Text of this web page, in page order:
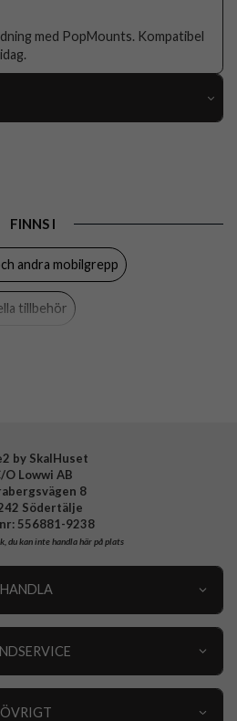
med PopMounts. Kompatibel
FINNS I
andra mobilgrepp
tillbehör
by SkalHuset
O Lowwi AB
8
Södertälje
556881-9238
du kan inte handla här på plats
HANDLA
ÖVRIGT